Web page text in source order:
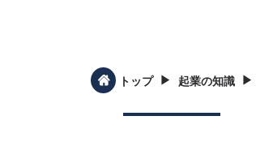
トップ ▶︎ 起業の知識 ▶︎